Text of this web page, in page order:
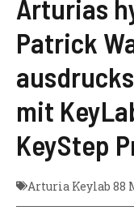
Arturias
Patrick
mit
KeyStep
Arturia Keylab 88